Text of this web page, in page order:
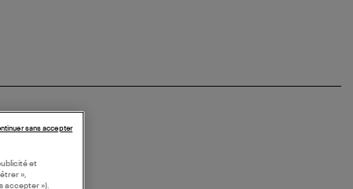
et
»,
accepter »).
sans accepter